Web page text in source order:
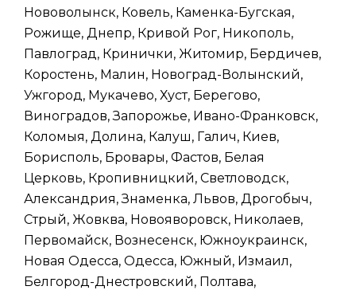
Нововолынск, Ковель, Каменка-Бугская,
Рожище, Днепр, Кривой Рог, Никополь,
Павлоград, Кринички, Житомир, Бердичев,
Коростень, Малин, Новоград-Волынский,
Ужгород, Мукачево, Хуст, Берегово,
Виноградов, Запорожье, Ивано-Франковск,
Коломыя, Долина, Калуш, Галич, Киев,
Борисполь, Бровары, Фастов, Белая
Церковь, Кропивницкий, Светловодск,
Александрия, Знаменка, Львов, Дрогобыч,
Стрый, Жовква, Новояворовск, Николаев,
Первомайск, Вознесенск, Южноукраинск,
Новая Одесса, Одесса, Южный, Измаил,
Белгород-Днестровский, Полтава,